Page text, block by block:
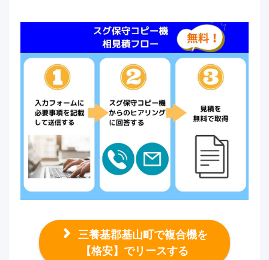
三養基郡基山町で複合機を
【格安】でリースする